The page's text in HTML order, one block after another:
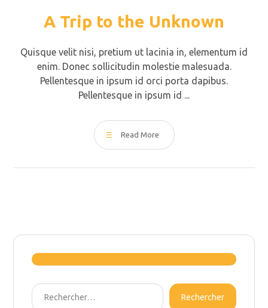
A Trip to the Unknown
Quisque velit nisi, pretium ut lacinia in, elementum id
enim. Donec sollicitudin molestie malesuada.
Pellentesque in ipsum id orci porta dapibus.
Pellentesque in ipsum id ...
Read More
Rechercher